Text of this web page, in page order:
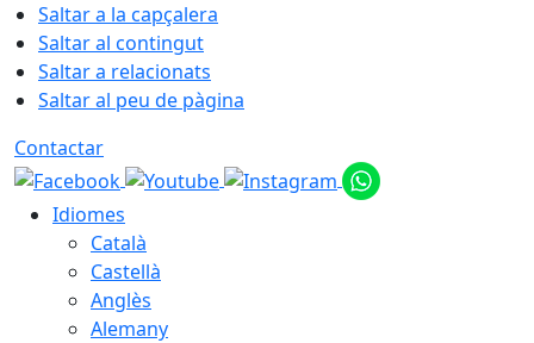
Saltar a la capçalera
Saltar al contingut
Saltar a relacionats
Saltar al peu de pàgina
Contactar
Idiomes
Català
Castellà
Anglès
Alemany